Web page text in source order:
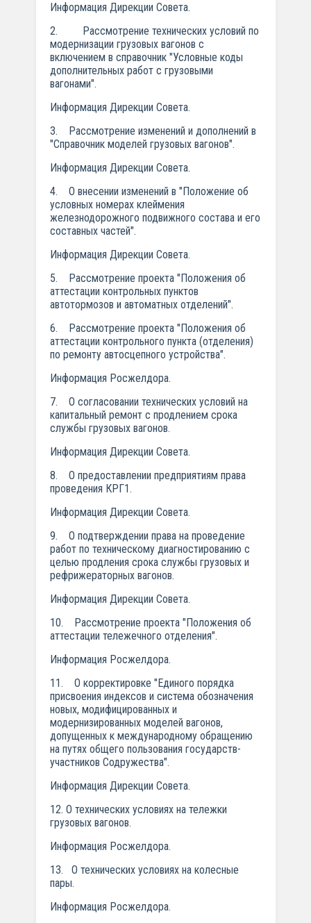
Информация Дирекции Совета.
2. Рассмотрение технических условий по
модернизации грузовых вагонов с
включением в справочник "Условные коды
дополнительных работ с грузовыми
вагонами".
Информация Дирекции Совета.
3. Рассмотрение изменений и дополнений в
"Справочник моделей грузовых вагонов".
Информация Дирекции Совета.
4. О внесении изменений в "Положение об
условных номерах клеймения
железнодорожного подвижного состава и его
составных частей".
Информация Дирекции Совета.
5. Рассмотрение проекта "Положения об
аттестации контрольных пунктов
автотормозов и автоматных отделений".
6. Рассмотрение проекта "Положения об
аттестации контрольного пункта (отделения)
по ремонту автосцепного устройства".
Информация Росжелдора.
7. О согласовании технических условий на
капитальный ремонт с продлением срока
службы грузовых вагонов.
Информация Дирекции Совета.
8. О предоставлении предприятиям права
проведения КРГ1.
Информация Дирекции Совета.
9. О подтверждении права на проведение
работ по техническому диагностированию с
целью продления срока службы грузовых и
рефрижераторных вагонов.
Информация Дирекции Совета.
10. Рассмотрение проекта "Положения об
аттестации тележечного отделения".
Информация Росжелдора.
11. О корректировке "Единого порядка
присвоения индексов и система обозначения
новых, модифицированных и
модернизированных моделей вагонов,
допущенных к международному обращению
на путях общего пользования государств-
участников Содружества".
Информация Дирекции Совета.
12. О технических условиях на тележки
грузовых вагонов.
Информация Росжелдора.
13. О технических условиях на колесные
пары.
Информация Росжелдора.